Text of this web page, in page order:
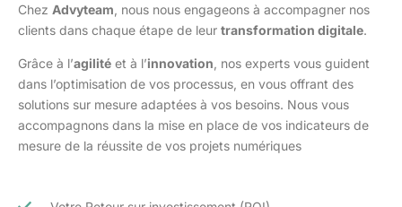
Chez Advyteam , nous nous engageons à accompagner nos
clients dans chaque étape de leur transformation digitale.
Grâce à l’agilité et à l’innovation , nos experts vous guident
dans l’optimisation de vos processus, en vous offrant des
solutions sur mesure adaptées à vos besoins. Nous vous
accompagnons dans la mise en place de vos indicateurs de
mesure de la réussite de vos projets numériques